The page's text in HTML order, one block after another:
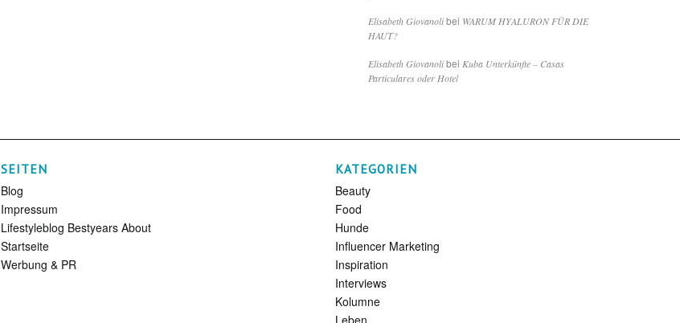
Elisabeth Giovanolibei WARUM HYALURON FÜR DIE
HAUT?
Elisabeth Giovanolibei Kuba Unterkünfte – Casas
Particulares oder Hotel
SEITEN
Blog
Impressum
Lifestyleblog Bestyears About
Startseite
Werbung & PR
KATEGORIEN
Beauty
Food
Hunde
Influencer Marketing
Inspiration
Interviews
Kolumne
Leben